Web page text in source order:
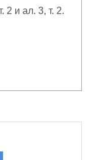
2 и ал. 3, т. 2.